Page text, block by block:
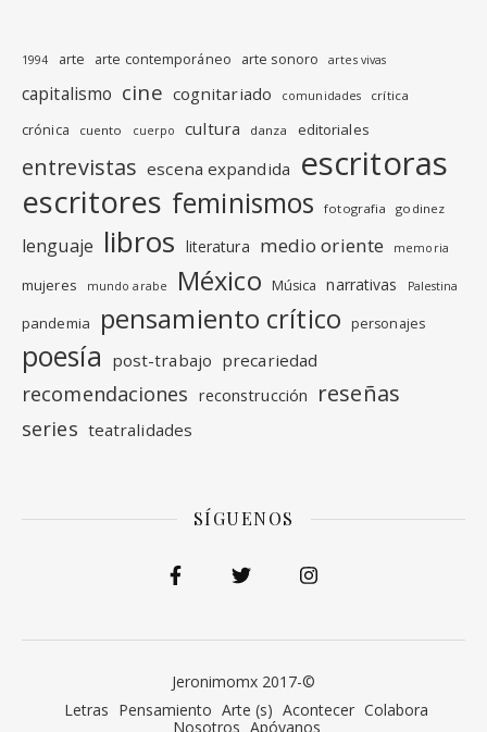
1994 arte arte contemporáneo arte sonoro artes vivas
capitalismo cine cognitariado comunidades crítica
crónica cuento cuerpo cultura danza editoriales
entrevistas escena expandida escritoras
escritores feminismos fotografia godinez
lenguaje libros literatura medio oriente memoria
mujeres mundo arabe México Música narrativas Palestina
pandemia pensamiento crítico personajes
poesía post-trabajo precariedad
recomendaciones reconstrucción reseñas
series teatralidades
SÍGUENOS
Jeronimomx 2017-©
Letras Pensamiento Arte (s) Acontecer Colabora
Nosotros Apóyanos